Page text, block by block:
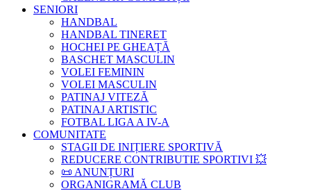
SENIORI
HANDBAL
HANDBAL TINERET
HOCHEI PE GHEAȚĂ
BASCHET MASCULIN
VOLEI FEMININ
VOLEI MASCULIN
PATINAJ VITEZĂ
PATINAJ ARTISTIC
FOTBAL LIGA A IV-A
COMUNITATE
STAGII DE INIȚIERE SPORTIVĂ
REDUCERE CONTRIBUTIE SPORTIVI 💥
📜 ANUNȚURI
ORGANIGRAMĂ CLUB